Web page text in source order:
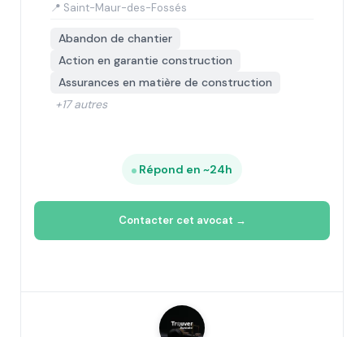
📍 Saint-Maur-des-Fossés
Abandon de chantier
Action en garantie construction
Assurances en matière de construction
+17 autres
Répond en ~24h
Contacter cet avocat →